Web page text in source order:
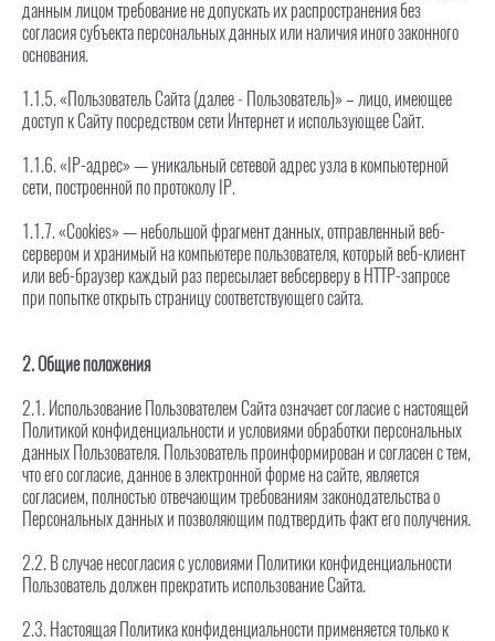
данным лицом требование не допускать их распространения без
согласия субъекта персональных данных или наличия иного законного
основания.
1.1.5. «Пользователь Сайта (далее ‑ Пользователь)» – лицо, имеющее
доступ к Сайту посредством сети Интернет и использующее Сайт.
1.1.6. «IP-адрес» — уникальный сетевой адрес узла в компьютерной
сети, построенной по протоколу IP.
1.1.7. «Cookies» — небольшой фрагмент данных, отправленный веб-
сервером и хранимый на компьютере пользователя, который веб-клиент
или веб-браузер каждый раз пересылает вебсерверу в HTTP-запросе
при попытке открыть страницу соответствующего сайта.
2. Общие положения
2.1. Использование Пользователем Сайта означает согласие с настоящей
Политикой конфиденциальности и условиями обработки персональных
данных Пользователя. Пользователь проинформирован и согласен с тем,
что его согласие, данное в электронной форме на сайте, является
согласием, полностью отвечающим требованиям законодательства о
Персональных данных и позволяющим подтвердить факт его получения.
2.2. В случае несогласия с условиями Политики конфиденциальности
Пользователь должен прекратить использование Сайта.
2.3. Настоящая Политика конфиденциальности применяется только к